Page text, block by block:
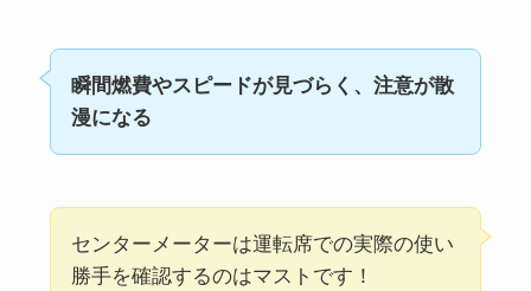
瞬間燃費やスピードが見づらく、注意が散
漫になる
センターメーターは運転席での実際の使い
勝手を確認するのはマストです！